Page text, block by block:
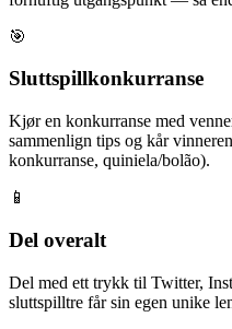
🎯
Sluttspillkonkurranse
Kjør en konkurranse med
sammenlign tips og kår
konkurranse, quiniela/bolão).
📱
Del overalt
Del med ett trykk til Twitter,
sluttspilltre får sin egen unike